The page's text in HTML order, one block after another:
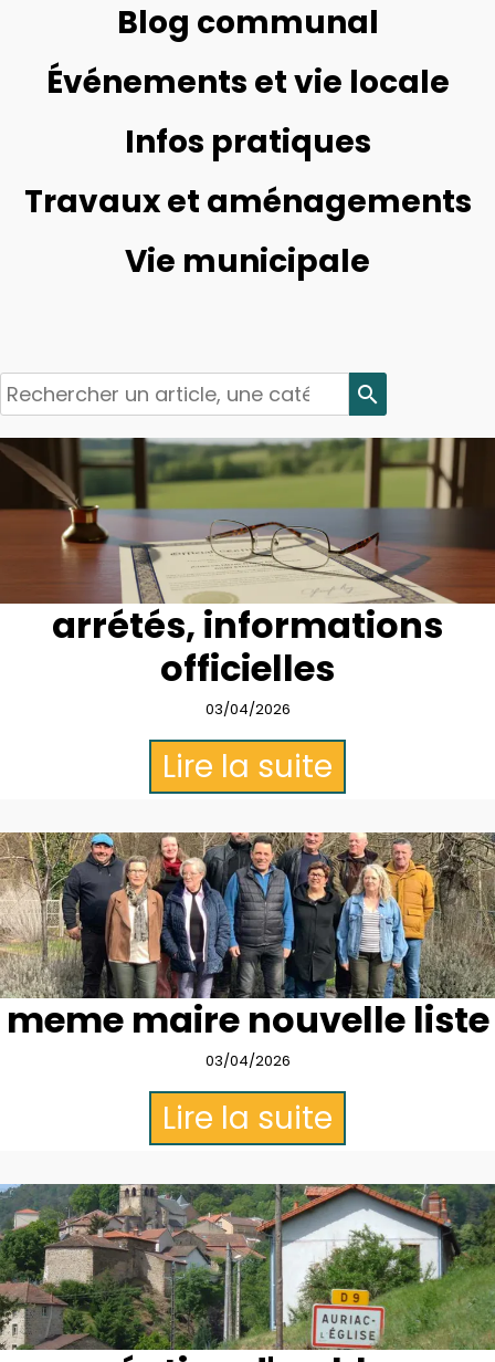
Blog communal
Événements et vie locale
Infos pratiques
Travaux et aménagements
Vie municipale
search
arrétés, informations
officielles
03/04/2026
Lire la suite
meme maire nouvelle liste
03/04/2026
Lire la suite